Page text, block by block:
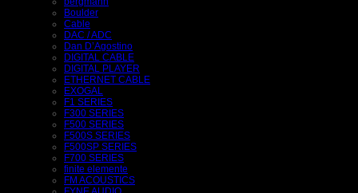
Boulder
Cable
DAC / ADC
Dan D’Agostino
DIGITAL CABLE
DIGITAL PLAYER
ETHERNET CABLE
EXOGAL
F1 SERIES
F300 SERIES
F500 SERIES
F500S SERIES
F500SP SERIES
F700 SERIES
finite elemente
FM ACOUSTICS